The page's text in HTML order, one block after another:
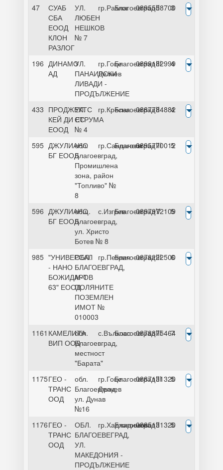
47
СУАБ
СБА
ЕООД
КЛОН
РАЗЛОГ
УЛ.
ЛЮБЕН
НЕШКОВ
№ 7
гр.РазлогБлагоевград0895558700
II 3
196 ДИНАМО
АД
УЛ.
ПАНАИРСКИ
ЛИВАДИ -
ПРОДЪЛЖЕНИЕ
гр.Гоце
Делчев
Благоевград0899182999
III 4
433 ПРОДЖЕКТС
КЕЙ ДИ ЕС
ЕООД
УЛ.
СТРУМА
№ 4
гр.КреснаБлагоевград0887784882
II 4
595 ДЖУЛИАНО
БГ ЕООД
обл.
Благоевград,
Промишлена
зона, район
"Топливо" №
8
гр.Сандански
Благоевград0895770012
III 5
596 ДЖУЛИАНО
БГ ЕООД
общ.
Благоевград,
ул. Христо
Ботев № 8
с.ИзгревБлагоевград0897972109
V 5
985 "УНИВЕРСАЛ
- НАНО
БОЖИДАРОВ
63" ЕООД
ОБЛ.
БЛАГОЕВГРАД,
М-Т
ПОЛЯНИТЕ
ПОЗЕМЛЕН
ИМОТ №
010003
гр.ПетричБлагоевград0878222500
III 6
1161 КАМЕЛИТА
ВИП ООД
обл.
Благоевград,
местност
"Барата"
с.ВълковоБлагоевград0878875464
III 7
1175ГЕО -
ТРАНС
ООД
обл.
Благоевград,
ул. Дунав
№16
гр.Гоце
Делчев
Благоевград0887131320
III 5
1176ГЕО -
ТРАНС
ООД
ОБЛ.
БЛАГОЕВЕГРАД,
УЛ.
МАКЕДОНИЯ -
ПРОДЪЛЖЕНИЕ
гр.Хаджидимово
Благоевград0885131320
II 5